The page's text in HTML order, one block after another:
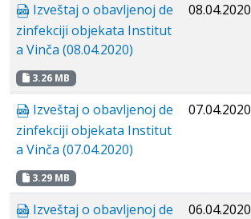
Izveštaj o obavljenoj de
zinfekciji objekata Institut
a Vinča (08.04.2020)
3.26 MB
08.04.2020
Izveštaj o obavljenoj de
zinfekciji objekata Institut
a Vinča (07.04.2020)
3.29 MB
07.04.2020
Izveštaj o obavljenoj de
06.04.2020